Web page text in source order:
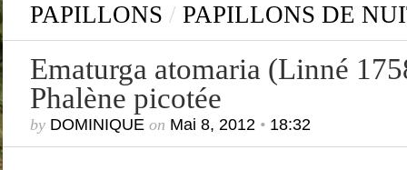
Archiearinae,
Poecilocampa
Bombyx du
Commentaires récents
Dominiquedans
Zeuzera pyrina (Linné,
1761) – La Coquette
Anne-Lyse MESSAGERdansZeuzera
pyrina (Linné, 1761) – La Coquette
février
PAPILLONS / PAPILLONS DE
Ematurga atomaria (Linné
Phalène picotée
by DOMINIQUEon Mai 8, 2012• 18:32